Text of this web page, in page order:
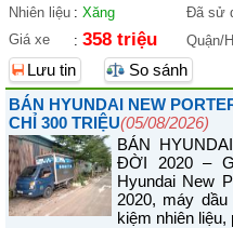
Nhiên liệu : Xăng Đã sử
Giá xe
: 358 triệu Quận/
Lưu tin
So sánh
BÁN HYUNDAI NEW
CHỈ 300 TRIỆU(05/08/2026)
BÁN
ĐỜI 2020 –
Hyundai New
2020, máy
kiệm nhiên